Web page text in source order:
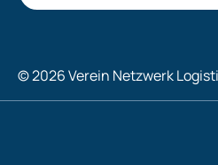
© 2026 Verein Netzwerk